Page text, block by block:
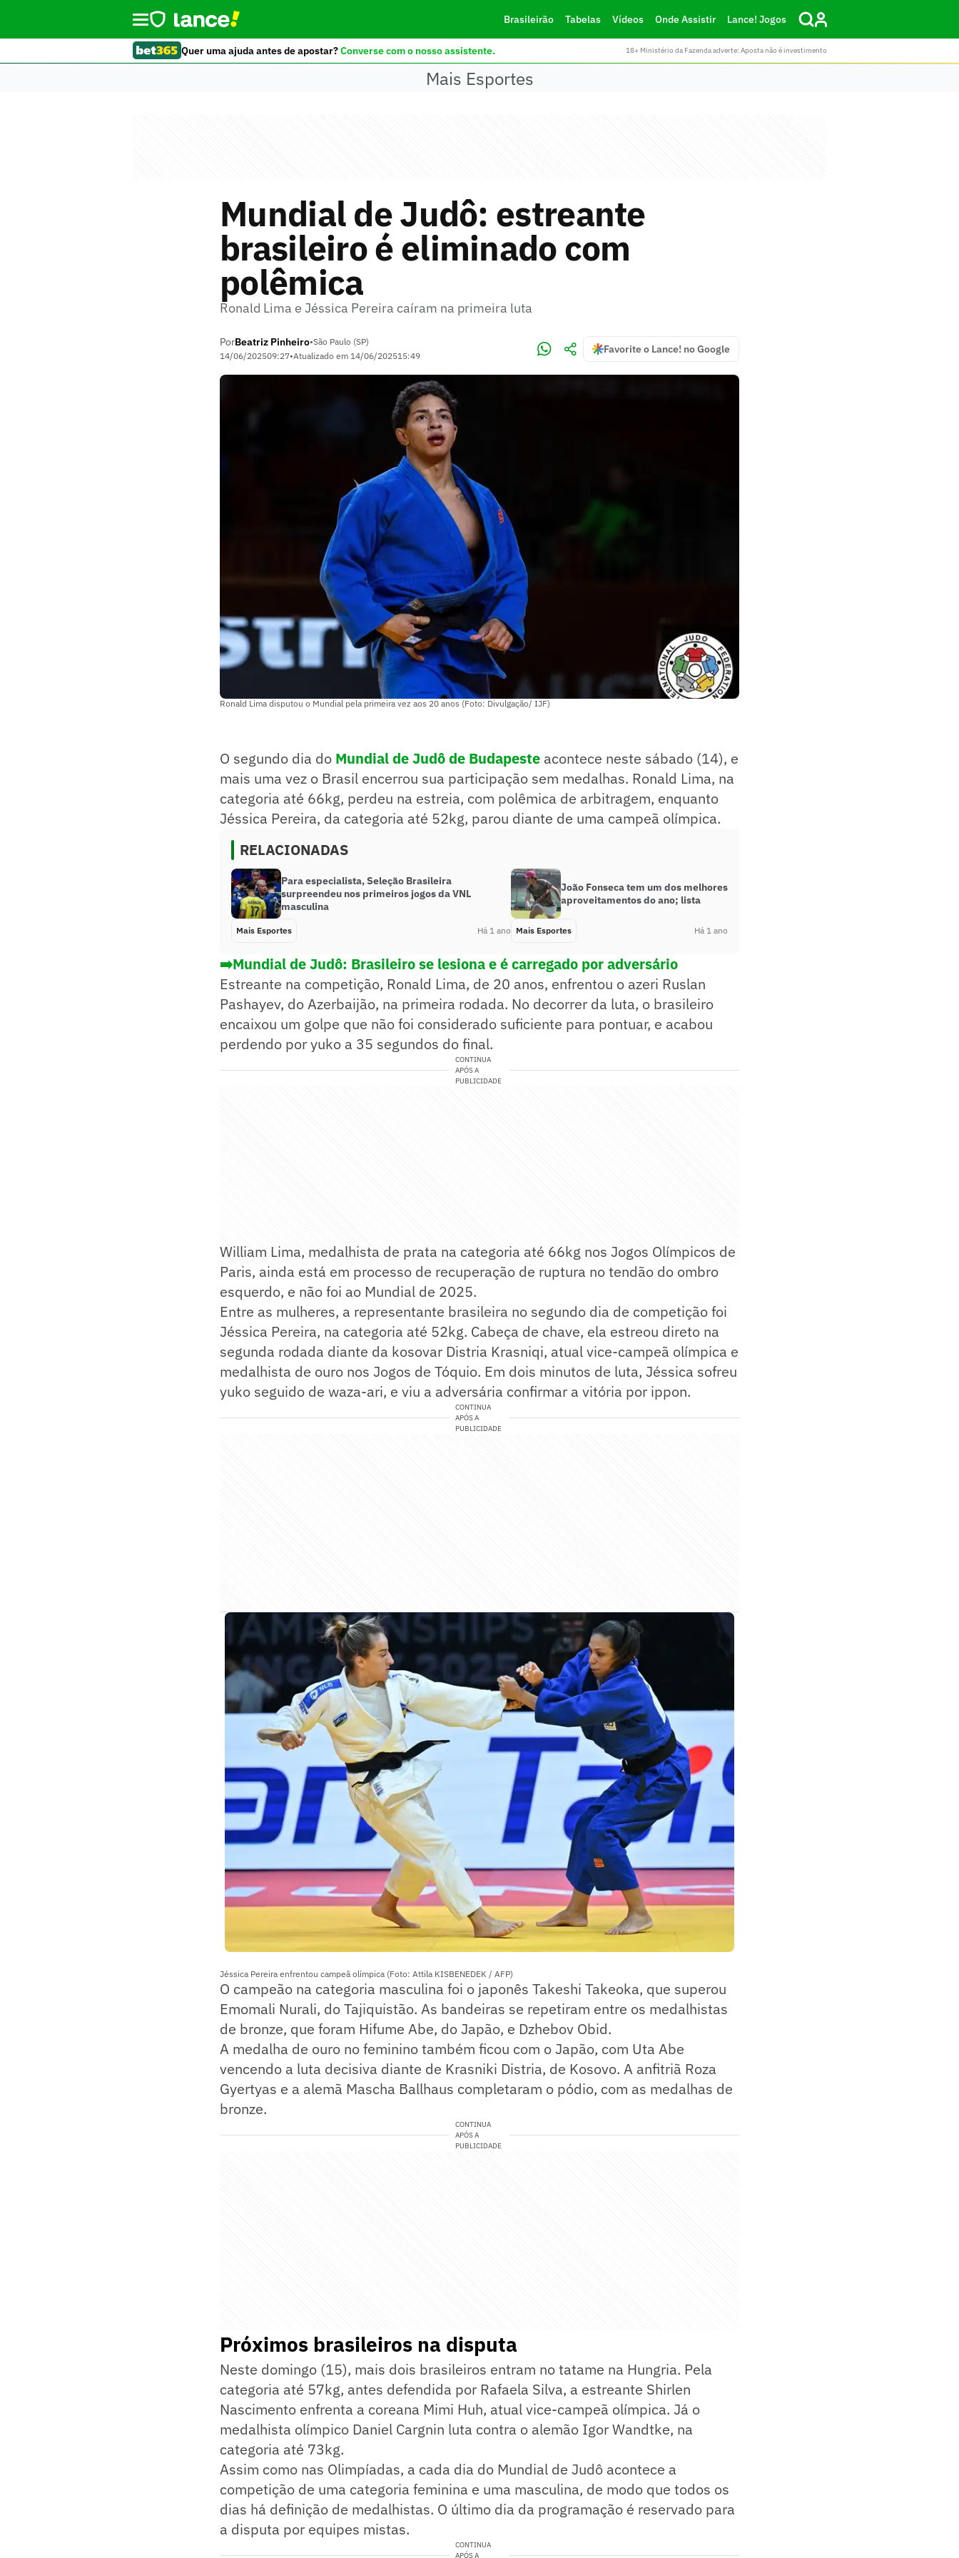
Brasileirão Tabelas Vídeos Onde Assistir Lance! Jogos
Quer uma ajuda antes de apostar?Converse com o nosso assistente. 18+ Ministério da Fazenda adverte: Aposta não é investimento
Mais Esportes
Mundial de Judô: estreante
brasileiro é eliminado com
polêmica
Ronald Lima e Jéssica Pereira caíram na primeira luta
PorBeatriz Pinheiro•São Paulo (SP)
14/06/202509:27•Atualizado em 14/06/202515:49
Favorite o Lance! no Google
Ronald Lima disputou o Mundial pela primeira vez aos 20 anos (Foto: Divulgação/ IJF)
O segundo dia do Mundial de Judô de Budapeste acontece neste sábado (14), e
mais uma vez o Brasil encerrou sua participação sem medalhas. Ronald Lima, na
categoria até 66kg, perdeu na estreia, com polêmica de arbitragem, enquanto
Jéssica Pereira, da categoria até 52kg, parou diante de uma campeã olímpica.
RELACIONADAS
Para especialista, Seleção Brasileira
surpreendeu nos primeiros jogos da VNL
masculina
Mais Esportes Há 1 ano
João Fonseca tem um dos melhores
aproveitamentos do ano; lista
Mais Esportes Há 1 ano
➡️Mundial de Judô: Brasileiro se lesiona e é carregado por adversário
Estreante na competição, Ronald Lima, de 20 anos, enfrentou o azeri Ruslan
Pashayev, do Azerbaijão, na primeira rodada. No decorrer da luta, o brasileiro
encaixou um golpe que não foi considerado suficiente para pontuar, e acabou
perdendo por yuko a 35 segundos do final.
CONTINUA
APÓS A
PUBLICIDADE
William Lima, medalhista de prata na categoria até 66kg nos Jogos Olímpicos de
Paris, ainda está em processo de recuperação de ruptura no tendão do ombro
esquerdo, e não foi ao Mundial de 2025.
Entre as mulheres, a representante brasileira no segundo dia de competição foi
Jéssica Pereira, na categoria até 52kg. Cabeça de chave, ela estreou direto na
segunda rodada diante da kosovar Distria Krasniqi, atual vice-campeã olímpica e
medalhista de ouro nos Jogos de Tóquio. Em dois minutos de luta, Jéssica sofreu
yuko seguido de waza-ari, e viu a adversária confirmar a vitória por ippon.
CONTINUA
APÓS A
PUBLICIDADE
Jéssica Pereira enfrentou campeã olímpica (Foto: Attila KISBENEDEK / AFP)
O campeão na categoria masculina foi o japonês Takeshi Takeoka, que superou
Emomali Nurali, do Tajiquistão. As bandeiras se repetiram entre os medalhistas
de bronze, que foram Hifume Abe, do Japão, e Dzhebov Obid.
A medalha de ouro no feminino também ficou com o Japão, com Uta Abe
vencendo a luta decisiva diante de Krasniki Distria, de Kosovo. A anfitriã Roza
Gyertyas e a alemã Mascha Ballhaus completaram o pódio, com as medalhas de
bronze.
CONTINUA
APÓS A
PUBLICIDADE
Próximos brasileiros na disputa
Neste domingo (15), mais dois brasileiros entram no tatame na Hungria. Pela
categoria até 57kg, antes defendida por Rafaela Silva, a estreante Shirlen
Nascimento enfrenta a coreana Mimi Huh, atual vice-campeã olímpica. Já o
medalhista olímpico Daniel Cargnin luta contra o alemão Igor Wandtke, na
categoria até 73kg.
Assim como nas Olimpíadas, a cada dia do Mundial de Judô acontece a
competição de uma categoria feminina e uma masculina, de modo que todos os
dias há definição de medalhistas. O último dia da programação é reservado para
a disputa por equipes mistas.
CONTINUA
APÓS A